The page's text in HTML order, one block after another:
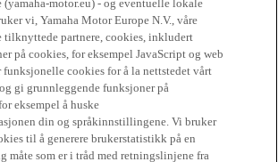
(yamaha-motor.eu) - og eventuelle lokale
vi, Yamaha Motor Europe N.V., våre
tilknyttede partnere, cookies, inkludert
på cookies, for eksempel JavaScript og web
funksjonelle cookies for å la nettstedet vårt
gi grunnleggende funksjoner på
eksempel å huske
din og språkinnstillingene. Vi bruker
til å generere brukerstatistikk på en
måte som er i tråd med retningslinjene fra